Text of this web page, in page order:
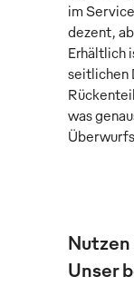
im
dezent,
Erhältlich
seitlichen
was
Unser